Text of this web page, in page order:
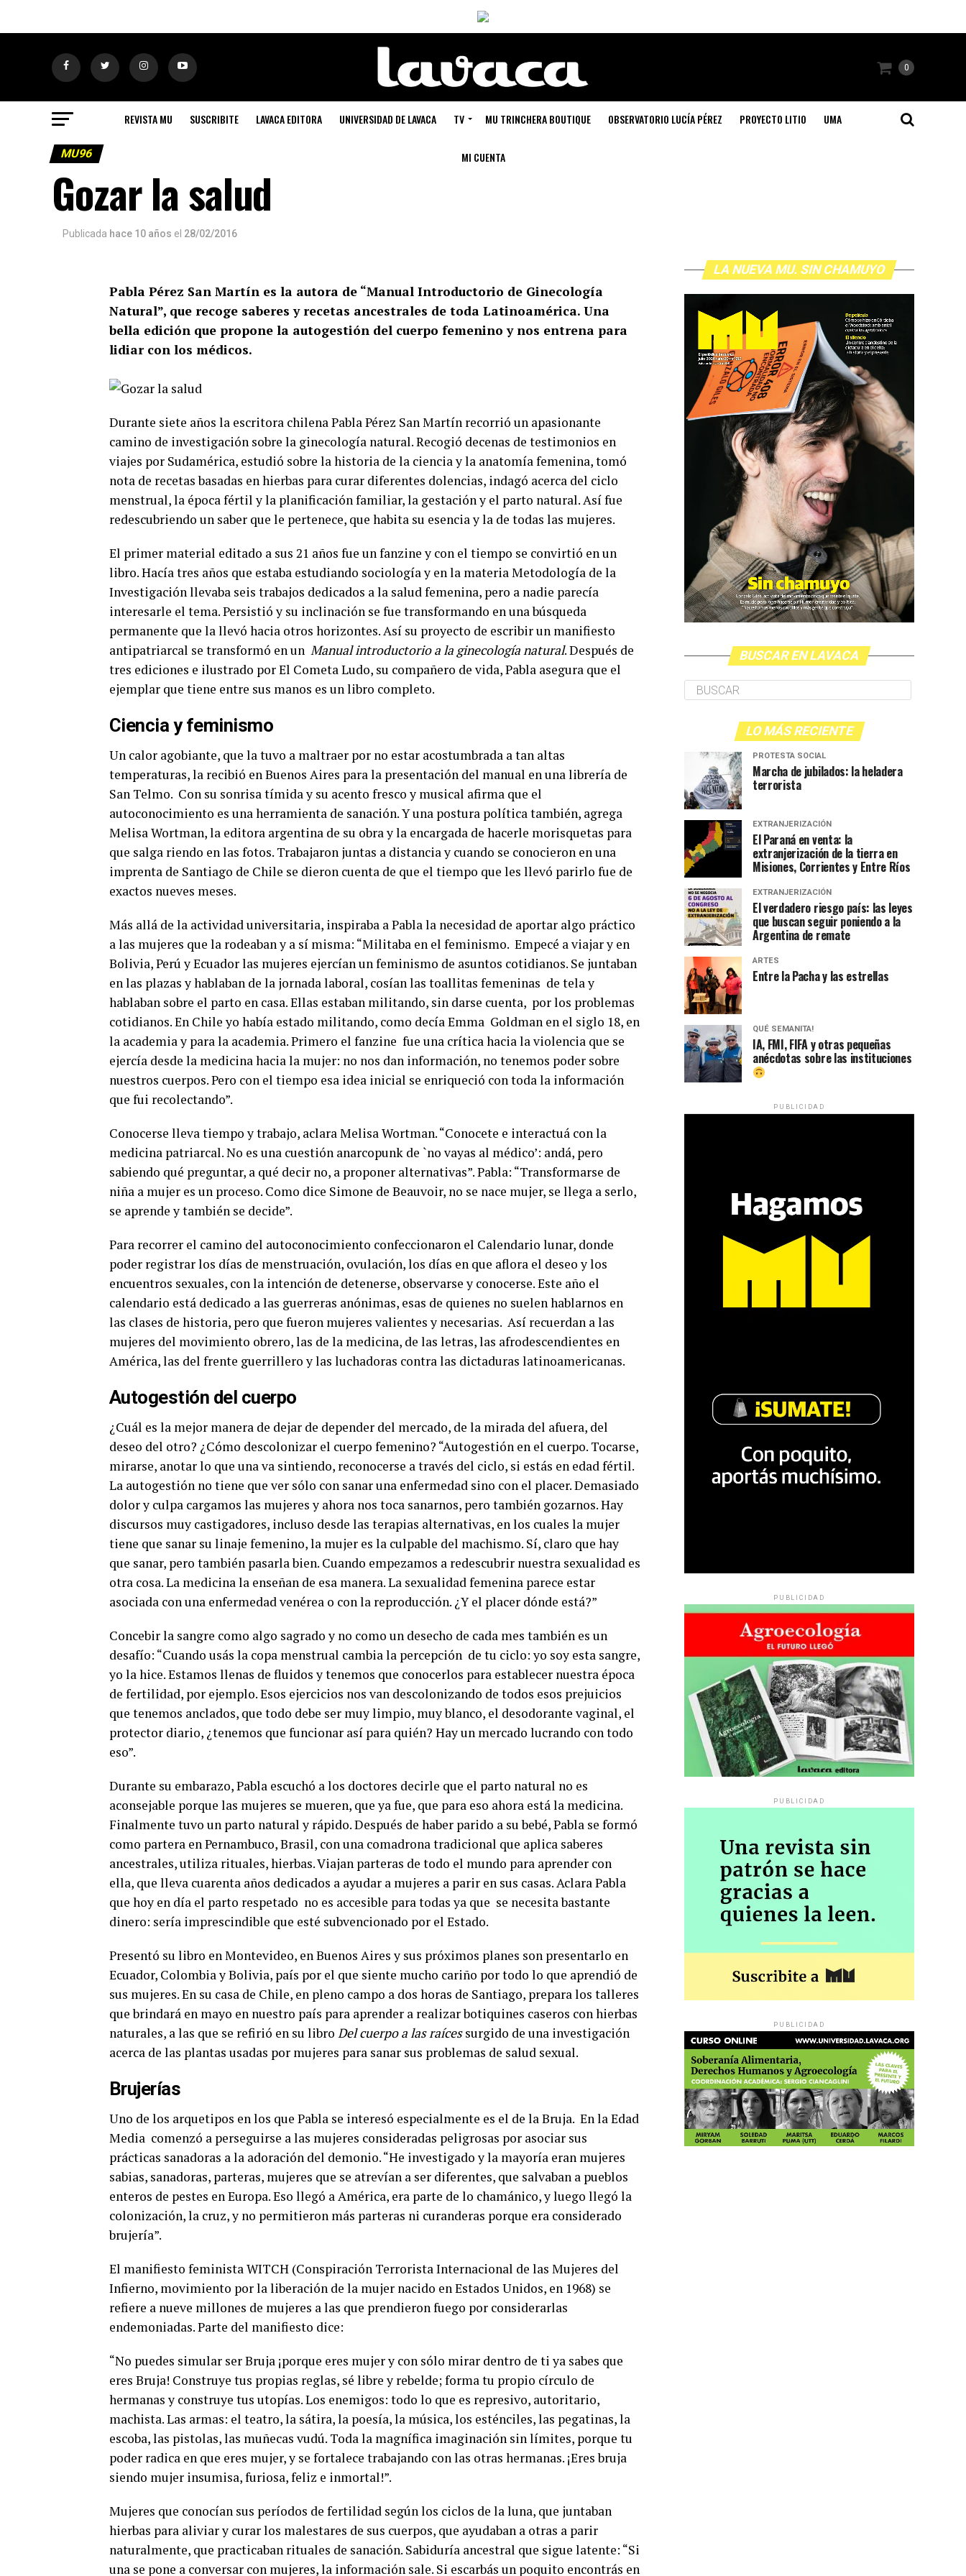
0
REVISTA MU SUSCRIBITE LAVACA EDITORA UNIVERSIDAD DE LAVACA TV MU TRINCHERA BOUTIQUE OBSERVATORIO LUCÍA PÉREZ PROYECTO LITIO UMA
MI CUENTA
MU96
Gozar la salud
Publicada hace 10 años el 28/02/2016
Pabla Pérez San Martín es la autora de “Manual Introductorio de Ginecología
Natural”, que recoge saberes y recetas ancestrales de toda Latinoamérica. Una
bella edición que propone la autogestión del cuerpo femenino y nos entrena para
lidiar con los médicos.
Durante siete años la escritora chilena Pabla Pérez San Martín recorrió un apasionante
camino de investigación sobre la ginecología natural. Recogió decenas de testimonios en
viajes por Sudamérica, estudió sobre la historia de la ciencia y la anatomía femenina, tomó
nota de recetas basadas en hierbas para curar diferentes dolencias, indagó acerca del ciclo
menstrual, la época fértil y la planificación familiar, la gestación y el parto natural. Así fue
redescubriendo un saber que le pertenece, que habita su esencia y la de todas las mujeres.
El primer material editado a sus 21 años fue un fanzine y con el tiempo se convirtió en un
libro. Hacía tres años que estaba estudiando sociología y en la materia Metodología de la
Investigación llevaba seis trabajos dedicados a la salud femenina, pero a nadie parecía
interesarle el tema. Persistió y su inclinación se fue transformando en una búsqueda
permanente que la llevó hacia otros horizontes. Así su proyecto de escribir un manifiesto
antipatriarcal se transformó en un Manual introductorio a la ginecología natural. Después de
tres ediciones e ilustrado por El Cometa Ludo, su compañero de vida, Pabla asegura que el
ejemplar que tiene entre sus manos es un libro completo.
Ciencia y feminismo
Un calor agobiante, que la tuvo a maltraer por no estar acostumbrada a tan altas
temperaturas, la recibió en Buenos Aires para la presentación del manual en una librería de
San Telmo. Con su sonrisa tímida y su acento fresco y musical afirma que el
autoconocimiento es una herramienta de sanación. Y una postura política también, agrega
Melisa Wortman, la editora argentina de su obra y la encargada de hacerle morisquetas para
que salga riendo en las fotos. Trabajaron juntas a distancia y cuando se conocieron en una
imprenta de Santiago de Chile se dieron cuenta de que el tiempo que les llevó parirlo fue de
exactos nueves meses.
Más allá de la actividad universitaria, inspiraba a Pabla la necesidad de aportar algo práctico
a las mujeres que la rodeaban y a sí misma: “Militaba en el feminismo. Empecé a viajar y en
Bolivia, Perú y Ecuador las mujeres ejercían un feminismo de asuntos cotidianos. Se juntaban
en las plazas y hablaban de la jornada laboral, cosían las toallitas femeninas de tela y
hablaban sobre el parto en casa. Ellas estaban militando, sin darse cuenta, por los problemas
cotidianos. En Chile yo había estado militando, como decía Emma Goldman en el siglo 18, en
la academia y para la academia. Primero el fanzine fue una crítica hacia la violencia que se
ejercía desde la medicina hacia la mujer: no nos dan información, no tenemos poder sobre
nuestros cuerpos. Pero con el tiempo esa idea inicial se enriqueció con toda la información
que fui recolectando”.
Conocerse lleva tiempo y trabajo, aclara Melisa Wortman. “Conocete e interactuá con la
medicina patriarcal. No es una cuestión anarcopunk de `no vayas al médico’: andá, pero
sabiendo qué preguntar, a qué decir no, a proponer alternativas”. Pabla: “Transformarse de
niña a mujer es un proceso. Como dice Simone de Beauvoir, no se nace mujer, se llega a serlo,
se aprende y también se decide”.
Para recorrer el camino del autoconocimiento confeccionaron el Calendario lunar, donde
poder registrar los días de menstruación, ovulación, los días en que aflora el deseo y los
encuentros sexuales, con la intención de detenerse, observarse y conocerse. Este año el
calendario está dedicado a las guerreras anónimas, esas de quienes no suelen hablarnos en
las clases de historia, pero que fueron mujeres valientes y necesarias. Así recuerdan a las
mujeres del movimiento obrero, las de la medicina, de las letras, las afrodescendientes en
América, las del frente guerrillero y las luchadoras contra las dictaduras latinoamericanas.
Autogestión del cuerpo
¿Cuál es la mejor manera de dejar de depender del mercado, de la mirada del afuera, del
deseo del otro? ¿Cómo descolonizar el cuerpo femenino? “Autogestión en el cuerpo. Tocarse,
mirarse, anotar lo que una va sintiendo, reconocerse a través del ciclo, si estás en edad fértil.
La autogestión no tiene que ver sólo con sanar una enfermedad sino con el placer. Demasiado
dolor y culpa cargamos las mujeres y ahora nos toca sanarnos, pero también gozarnos. Hay
discursos muy castigadores, incluso desde las terapias alternativas, en los cuales la mujer
tiene que sanar su linaje femenino, la mujer es la culpable del machismo. Sí, claro que hay
que sanar, pero también pasarla bien. Cuando empezamos a redescubrir nuestra sexualidad es
otra cosa. La medicina la enseñan de esa manera. La sexualidad femenina parece estar
asociada con una enfermedad venérea o con la reproducción. ¿Y el placer dónde está?”
Concebir la sangre como algo sagrado y no como un desecho de cada mes también es un
desafío: “Cuando usás la copa menstrual cambia la percepción de tu ciclo: yo soy esta sangre,
yo la hice. Estamos llenas de fluidos y tenemos que conocerlos para establecer nuestra época
de fertilidad, por ejemplo.Esos ejercicios nos van descolonizando de todos esos prejuicios
que tenemos anclados, que todo debe ser muy limpio, muy blanco, el desodorante vaginal, el
protector diario, ¿tenemos que funcionar así para quién? Hay un mercado lucrando con todo
eso”.
Durante su embarazo, Pabla escuchó a los doctores decirle que el parto natural no es
aconsejable porque las mujeres se mueren, que ya fue, que para eso ahora está la medicina.
Finalmente tuvo un parto natural y rápido. Después de haber parido a su bebé, Pabla se formó
como partera en Pernambuco, Brasil, con una comadrona tradicional que aplica saberes
ancestrales, utiliza rituales, hierbas. Viajan parteras de todo el mundo para aprender con
ella, que lleva cuarenta años dedicados a ayudar a mujeres a parir en sus casas. Aclara Pabla
que hoy en día el parto respetado no es accesible para todas ya que se necesita bastante
dinero: sería imprescindible que esté subvencionado por el Estado.
Presentó su libro en Montevideo, en Buenos Aires y sus próximos planes son presentarlo en
Ecuador, Colombia y Bolivia, país por el que siente mucho cariño por todo lo que aprendió de
sus mujeres. En su casa de Chile, en pleno campo a dos horas de Santiago, prepara los talleres
que brindará en mayo en nuestro país para aprender a realizar botiquines caseros con hierbas
naturales, a las que se refirió en su libro Del cuerpo a las raícessurgido de una investigación
acerca de las plantas usadas por mujeres para sanar sus problemas de salud sexual.
Brujerías
Uno de los arquetipos en los que Pabla se interesó especialmente es el de la Bruja. En la Edad
Media comenzó a perseguirse a las mujeres consideradas peligrosas por asociar sus
prácticas sanadoras a la adoración del demonio.“He investigado y la mayoría eran mujeres
sabias, sanadoras, parteras, mujeres que se atrevían a ser diferentes, que salvaban a pueblos
enteros de pestes en Europa. Eso llegó a América, era parte de lo chamánico, y luego llegó la
colonización, la cruz, y no permitieron más parteras ni curanderas porque era considerado
brujería”.
El manifiesto feminista WITCH (Conspiración Terrorista Internacional de las Mujeres del
Infierno, movimiento por la liberación de la mujer nacido en Estados Unidos, en 1968) se
refiere a nueve millones de mujeres a las que prendieron fuego por considerarlas
endemoniadas. Parte del manifiesto dice:
“No puedes simular ser Bruja ¡porque eres mujer y con sólo mirar dentro de ti ya sabes que
eres Bruja! Construye tus propias reglas, sé libre y rebelde; forma tu propio círculo de
hermanas y construye tus utopías. Los enemigos: todo lo que es represivo, autoritario,
machista. Las armas: el teatro, la sátira, la poesía, la música, los esténciles, las pegatinas, la
escoba, las pistolas, las muñecas vudú. Toda la magnífica imaginación sin límites, porque tu
poder radica en que eres mujer, y se fortalece trabajando con las otras hermanas. ¡Eres bruja
siendo mujer insumisa, furiosa, feliz e inmortal!”.
Mujeres que conocían sus períodos de fertilidad según los ciclos de la luna, que juntaban
hierbas para aliviar y curar los malestares de sus cuerpos, que ayudaban a otras a parir
naturalmente, que practicaban rituales de sanación. Sabiduría ancestral que sigue latente: “Si
una se pone a conversar con mujeres, la información sale. Si escarbás un poquito encontrás en
LA NUEVA MU. SIN CHAMUYO
BUSCAR EN LAVACA
LO MÁS RECIENTE
PROTESTA SOCIAL
Marcha de jubilados: la heladera
terrorista
EXTRANJERIZACIÓN
El Paraná en venta: la
extranjerización de la tierra en
Misiones, Corrientes y Entre Ríos
EXTRANJERIZACIÓN
El verdadero riesgo país: las leyes
que buscan seguir poniendo a la
Argentina de remate
ARTES
Entre la Pacha y las estrellas
QUÉ SEMANITA!
IA, FMI, FIFA y otras pequeñas
anécdotas sobre las instituciones
PUBLICIDAD
PUBLICIDAD
PUBLICIDAD
PUBLICIDAD